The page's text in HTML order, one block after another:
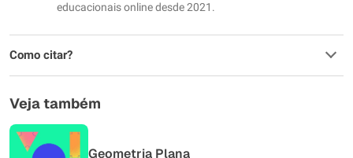
educacionais online desde 2021.
Como citar?
Veja também
Geometria Plana